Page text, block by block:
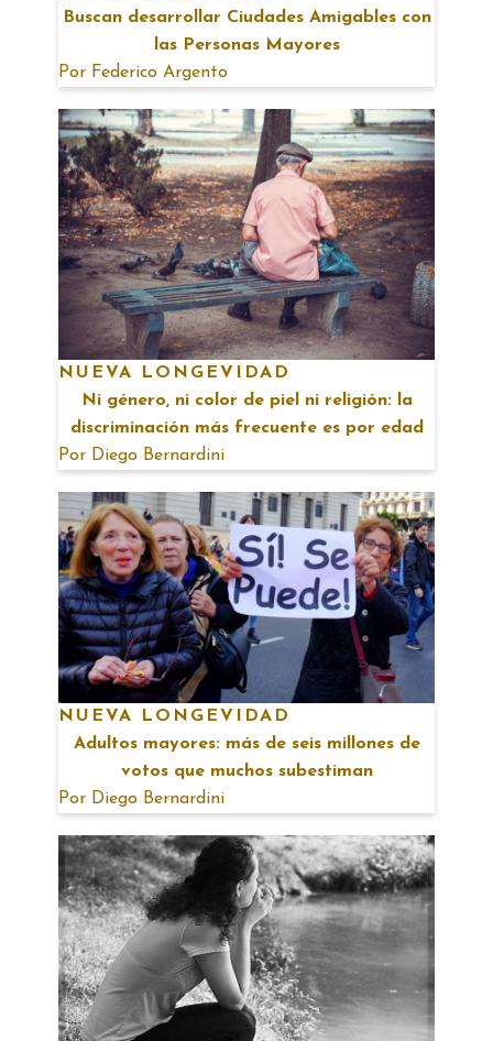
Buscan desarrollar Ciudades Amigables con
las Personas Mayores
Por Federico Argento
NUEVA LONGEVIDAD
Ni género, ni color de piel ni religión: la
discriminación más frecuente es por edad
Por Diego Bernardini
NUEVA LONGEVIDAD
Adultos mayores: más de seis millones de
votos que muchos subestiman
Por Diego Bernardini